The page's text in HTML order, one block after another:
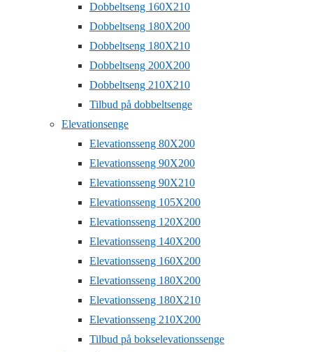
Dobbeltseng 160X210
Dobbeltseng 180X200
Dobbeltseng 180X210
Dobbeltseng 200X200
Dobbeltseng 210X210
Tilbud på dobbeltsenge
Elevationsenge
Elevationsseng 80X200
Elevationsseng 90X200
Elevationsseng 90X210
Elevationsseng 105X200
Elevationsseng 120X200
Elevationsseng 140X200
Elevationsseng 160X200
Elevationsseng 180X200
Elevationsseng 180X210
Elevationsseng 210X200
Tilbud på bokselevationssenge